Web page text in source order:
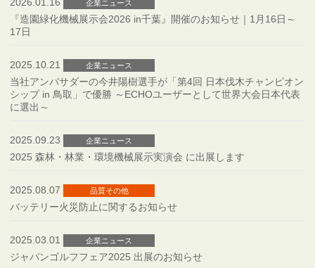
2026.01.16 企業ニュース
『造園緑化機械展示会2026 in千葉』開催のお知らせ｜1月16日～
17日
2025.10.21 企業ニュース
当社アンバサダーの今井陽樹選手が「第4回 日本伐木チャンピオン
シップ in 鳥取」で優勝 ～ECHOユーザーとして世界大会日本代表
に選出～
2025.09.23 企業ニュース
2025 森林・林業・環境機械展示実演会 に出展します
2025.08.07 品質その他
バッテリー火災防止に関するお知らせ
2025.03.01 企業ニュース
ジャパンゴルフフェア2025 出展のお知らせ